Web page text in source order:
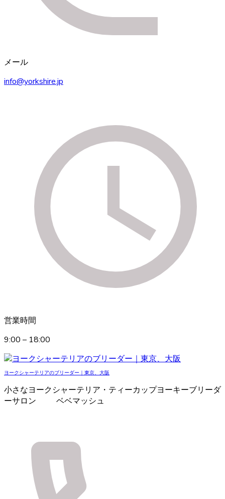
メール
info@yorkshire.jp
営業時間
9:00 – 18:00
ヨークシャーテリアのブリーダー｜東京、大阪
小さなヨークシャーテリア・ティーカップヨーキーブリーダ
ーサロン ベベマッシュ